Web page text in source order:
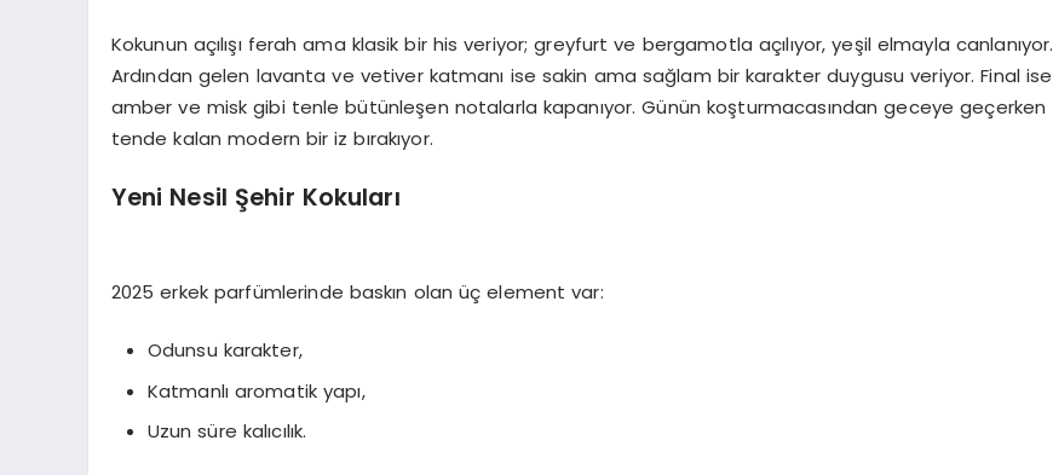
Kokunun açılışı ferah ama klasik bir his veriyor; greyfurt ve bergamotla açılıyor, yeşil elmayla canlanıyor.
Ardından gelen lavanta ve vetiver katmanı ise sakin ama sağlam bir karakter duygusu veriyor. Final ise
amber ve misk gibi tenle bütünleşen notalarla kapanıyor. Günün koşturmacasından geceye geçerken
tende kalan modern bir iz bırakıyor.
Yeni Nesil Şehir Kokuları
2025 erkek parfümlerinde baskın olan üç element var:
Odunsu karakter,
Katmanlı aromatik yapı,
Uzun süre kalıcılık.